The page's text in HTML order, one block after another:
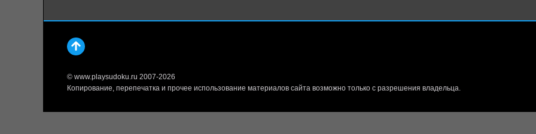
© www.playsudoku.ru 2007-2026
Копирование, перепечатка и прочее использование материалов сайта возможно только с разрешения владельца.